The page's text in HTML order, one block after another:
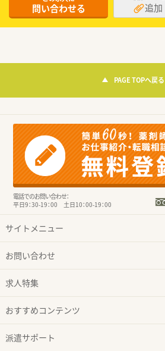
問い合わせる 追加
PAGE TOPへ戻る
電話でのお問い合わせ：
平日9：30-19：00 土日10：00-19：00
サイトメニュー
お問い合わせ
求人特集
おすすめコンテンツ
派遣サポート